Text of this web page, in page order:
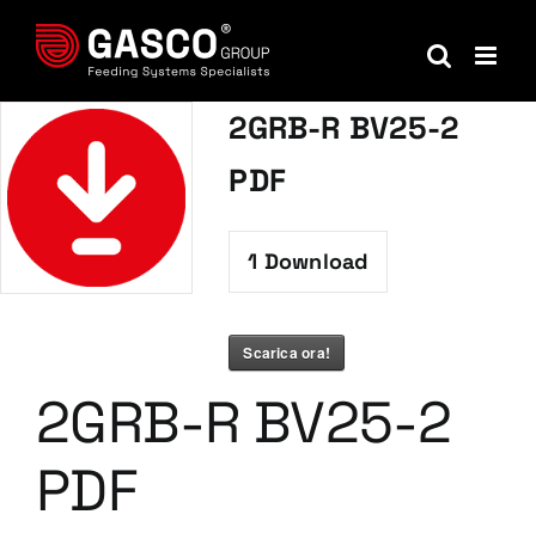
contenuto
2GRB-R BV25-2
PDF
1 Download
Scarica ora!
2GRB-R BV25-2
PDF